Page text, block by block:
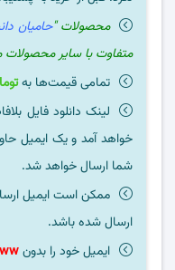
محصولات "حامیان
متفاوت با سایر
تمامی قیمت‌ها به
لینک دانلود فایل
خواهد آمد و یک ایمیل
شما ارسال خواهد شد.
ارسال شده باشد.
ایمیل خود را بدون